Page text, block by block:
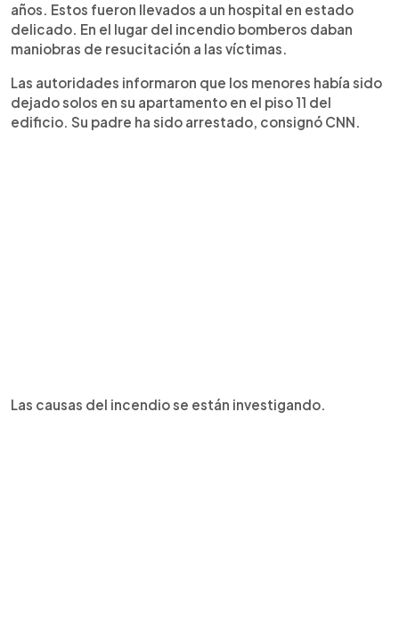
años. Estos fueron llevados a un hospital en estado
delicado. En el lugar del incendio bomberos daban
maniobras de resucitación a las víctimas.
Las autoridades informaron que los menores había sido
dejado solos en su apartamento en el piso 11 del
edificio. Su padre ha sido arrestado, consignó CNN.
Las causas del incendio se están investigando.